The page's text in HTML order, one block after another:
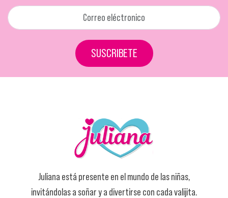
SUSCRIBETE
Juliana está presente en el mundo de las niñas,
invitándolas a soñar y a divertirse con cada valijita.